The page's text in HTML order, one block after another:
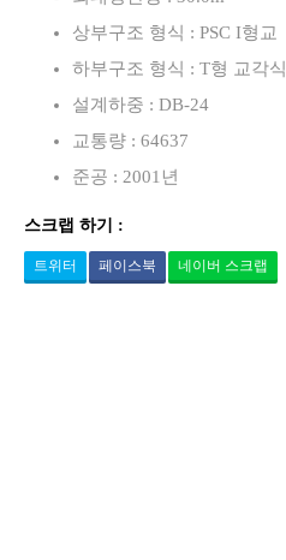
상부구조 형식 : PSC I형교
하부구조 형식 : T형 교각식
설계하중 : DB-24
교통량 : 64637
준공 : 2001년
스크랩 하기 :
트위터 페이스북 네이버 스크랩